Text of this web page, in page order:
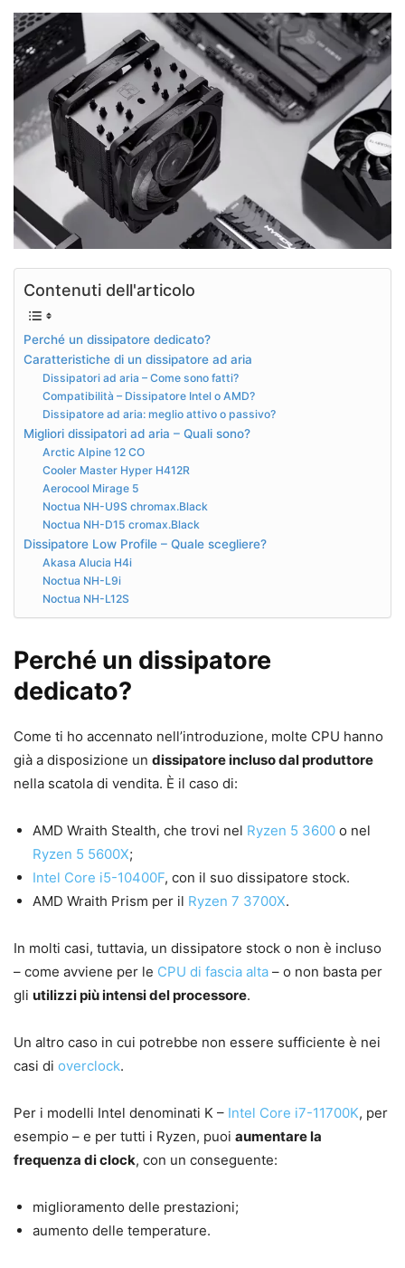
Contenuti dell'articolo
Perché un dissipatore dedicato?
Caratteristiche di un dissipatore ad aria
Dissipatori ad aria – Come sono fatti?
Compatibilità – Dissipatore Intel o AMD?
Dissipatore ad aria: meglio attivo o passivo?
Migliori dissipatori ad aria – Quali sono?
Arctic Alpine 12 CO
Cooler Master Hyper H412R
Aerocool Mirage 5
Noctua NH-U9S chromax.Black
Noctua NH-D15 cromax.Black
Dissipatore Low Profile – Quale scegliere?
Akasa Alucia H4i
Noctua NH-L9i
Noctua NH-L12S
Perché un dissipatore
dedicato?
Come ti ho accennato nell’introduzione, molte CPU hanno
già a disposizione un dissipatore incluso dal produttore
nella scatola di vendita. È il caso di:
AMD Wraith Stealth, che trovi nel Ryzen 5 3600 o nel
Ryzen 5 5600X;
Intel Core i5-10400F, con il suo dissipatore stock.
AMD Wraith Prism per il Ryzen 7 3700X.
In molti casi, tuttavia, un dissipatore stock o non è incluso
– come avviene per le CPU di fascia alta – o non basta per
gli utilizzi più intensi del processore.
Un altro caso in cui potrebbe non essere sufficiente è nei
casi di overclock.
Per i modelli Intel denominati K – Intel Core i7-11700K, per
esempio – e per tutti i Ryzen, puoi aumentare la
frequenza di clock, con un conseguente:
miglioramento delle prestazioni;
aumento delle temperature.